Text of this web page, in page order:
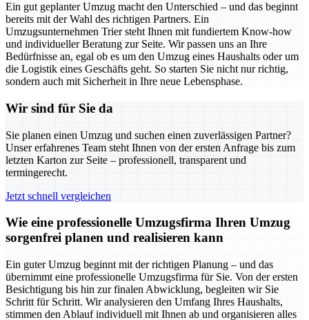
Ein gut geplanter Umzug macht den Unterschied – und das beginnt
bereits mit der Wahl des richtigen Partners. Ein
Umzugsunternehmen Trier steht Ihnen mit fundiertem Know-how
und individueller Beratung zur Seite. Wir passen uns an Ihre
Bedürfnisse an, egal ob es um den Umzug eines Haushalts oder um
die Logistik eines Geschäfts geht. So starten Sie nicht nur richtig,
sondern auch mit Sicherheit in Ihre neue Lebensphase.
Wir sind für Sie da
Sie planen einen Umzug und suchen einen zuverlässigen Partner?
Unser erfahrenes Team steht Ihnen von der ersten Anfrage bis zum
letzten Karton zur Seite – professionell, transparent und
termingerecht.
Jetzt schnell vergleichen
Wie eine professionelle Umzugsfirma Ihren Umzug
sorgenfrei planen und realisieren kann
Ein guter Umzug beginnt mit der richtigen Planung – und das
übernimmt eine professionelle Umzugsfirma für Sie. Von der ersten
Besichtigung bis hin zur finalen Abwicklung, begleiten wir Sie
Schritt für Schritt. Wir analysieren den Umfang Ihres Haushalts,
stimmen den Ablauf individuell mit Ihnen ab und organisieren alles